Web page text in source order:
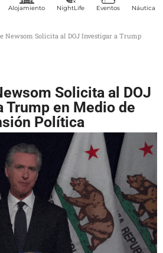
Alojamiento NightLife Eventos Náutica
Newsom Solicita al DOJ Investigar a Trump
Solicita al DOJ
Trump en Medio de
Política